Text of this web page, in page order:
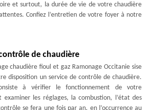
et surtout, la durée de vie de votre chaudière
Confiez l’entretien de votre foyer à notre
de chaudière
chaudière fioul et gaz Ramonage Occitanie sise
disposition un service de contrôle de chaudière.
à vérifier le fonctionnement de votre
examiner les réglages, la combustion, l’état des
se fera une fois par an, en l’occurrence au